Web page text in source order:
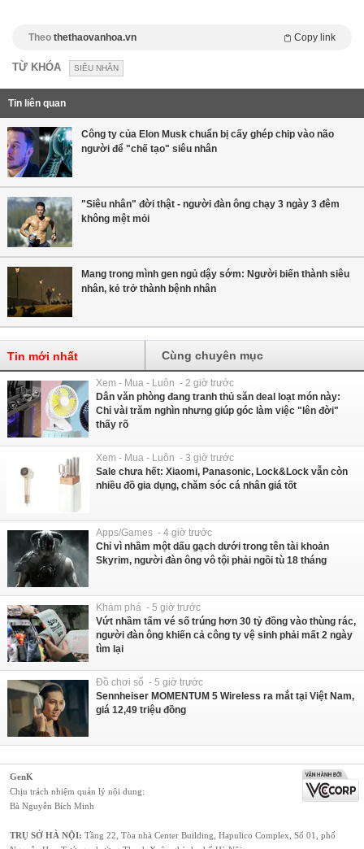
Theo thethaovanhoa.vn Copy link
TỪ KHÓA SIÊU NHÂN
Tin liên quan
Công ty của Elon Musk chuẩn bị cấy ghép chip vào não
người để "chế tạo" siêu nhân
"Siêu nhân" đời thật - người đàn ông chạy 3 ngày 3 đêm
không mệt mỏi
Mang trong mình gen ngủ dậy sớm: Người biến thành siêu
nhân, kẻ trở thành bệnh nhân
Tin mới nhất Cùng chuyên mục
Xem - Mua - Luôn - 2 giờ trước
Dân văn phòng đang tranh thủ săn deal loạt món này:
Chỉ vài trăm nghìn nhưng giúp góc làm việc "lên đời"
thấy rõ
Xem - Mua - Luôn - 3 giờ trước
Sale chưa hết: Xiaomi, Panasonic, Lock&Lock vẫn còn
nhiều đồ gia dụng, chăm sóc cá nhân giá tốt
Apps/Games - 4 giờ trước
Chỉ vì nhầm một dấu gạch dưới trong tên tài khoản
Skyrim, người đàn ông vô tội phải ngồi tù 18 tháng
Khám phá - 5 giờ trước
Vứt nhầm tấm vé số trúng hơn 30 tỷ đồng vào thùng rác,
người đàn ông khiến cả công ty vệ sinh phải mất 2 ngày
tìm lại
Đồ chơi số - 5 giờ trước
Sennheiser MOMENTUM 5 Wireless ra mắt tại Việt Nam,
giá 12,49 triệu đồng
GenK
Chịu trách nhiệm quản lý nội dung:
Bà Nguyễn Bích Minh
TRỤ SỞ HÀ NỘI: Tầng 22, Tòa nhà Center Building, Hapulico Complex, Số 01, phố